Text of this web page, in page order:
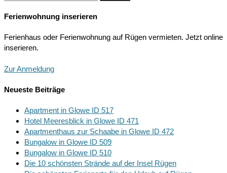
Ferienwohnung inserieren
Ferienhaus oder Ferienwohnung auf Rügen vermieten. Jetzt online
inserieren.
Zur Anmeldung
Neueste Beiträge
Apartment in Glowe ID 517
Hotel Meeresblick in Glowe ID 471
Apartmenthaus zur Schaabe in Glowe ID 472
Bungalow in Glowe ID 509
Bungalow in Glowe ID 510
Die 10 schönsten Strände auf der Insel Rügen